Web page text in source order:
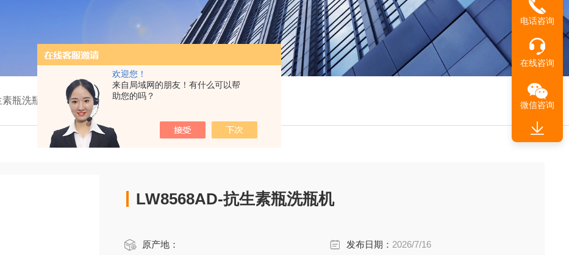
欢迎您！
来自局域网的朋友！有什么可以帮
助您的吗？
瓶洗瓶机
LW8568AD-抗生素瓶洗瓶机
原产地： 发布日期： 2026/7/16
电话咨询
在线咨询
微信咨询